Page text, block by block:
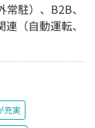
駐）、B2B、
（自動運転、
充実